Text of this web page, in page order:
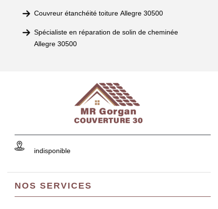
Couvreur étanchéité toiture Allegre 30500
Spécialiste en réparation de solin de cheminée
Allegre 30500
indisponible
NOS SERVICES